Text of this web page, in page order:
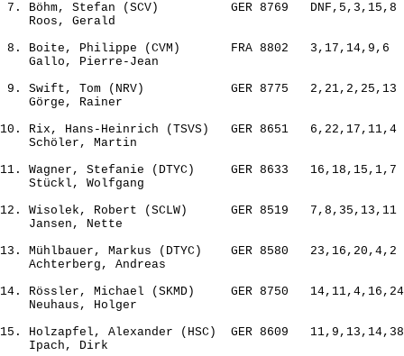
7. Böhm, Stefan (SCV)          GER 8769
    Roos, Gerald
8. Boite, Philippe (CVM)       FRA 8802
    Gallo, Pierre-Jean
9. Swift, Tom (NRV)            GER 8775
    Görge, Rainer
10. Rix, Hans-Heinrich (TSVS)   GER 8651
    Schöler, Martin
11. Wagner, Stefanie (DTYC)     GER 8633
    Stückl, Wolfgang
12. Wisolek, Robert (SCLW)      GER 8519
    Jansen, Nette
13. Mühlbauer, Markus (DTYC)    GER 8580
    Achterberg, Andreas
14. Rössler, Michael (SKMD)     GER 8750
    Neuhaus, Holger
15. Holzapfel, Alexander (HSC)  GER 8609
    Ipach, Dirk